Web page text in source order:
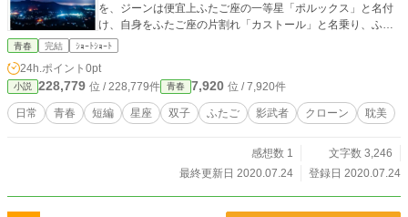
を、ジーンは便宜上ふたご座の一等星「ポルックス」と名付
け、自身をふたご座の片割れ「カストール」と名乗り、ふた
りは大親友として日々を過ごしていた——。 ※WEB上企画
青春 完結 ｼｮｰﾄｼｮｰﾄ
24h.ポイント 0pt
小説 228,779 位 / 228,779件 青春 7,920 位 / 7,920件
日常 青春 短編 星座 双子 ふたご 影武者 クローン 耽美
感想数 1
文字数 3,246
最終更新日 2020.07.24
登録日 2020.07.24